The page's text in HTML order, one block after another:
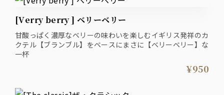
[Verry berry ] ベリーベリー
甘酸っぱく濃厚なベリーの味わいを楽しむイギリス発祥のカ
クテル【ブランブル】をベースにまさに【ベリーベリー】な
一杯
¥950